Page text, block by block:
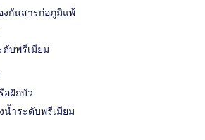
งกันสารก่อภูมิแพ้
ดับพรีเมียม
อฝักบัว
น้ำระดับพรีเมียม